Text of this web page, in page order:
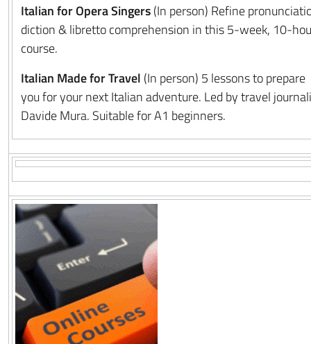
Italian for Opera Singers(In person) Refine
diction & libretto comprehension in this 5-week, 10-
course.
Italian Made for Travel (In person) 5 lessons to prepare
you for your next Italian adventure. Led by travel
Davide Mura. Suitable for A1 beginners.